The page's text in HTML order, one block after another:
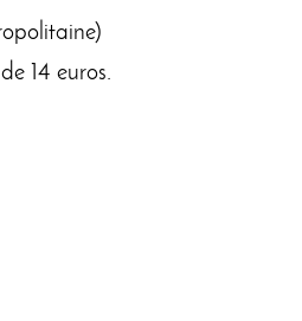
14 euros.